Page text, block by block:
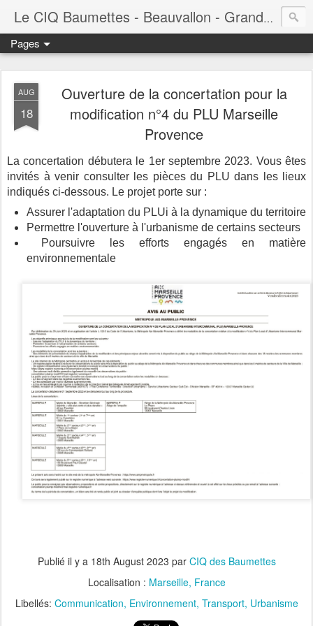
Le CIQ Baumettes - Beauvallon - Grandval - Seigneurie - Valmont - Vert-Plan
Pages
AUG
18
Ouverture de la concertation pour la
modification n°4 du PLU Marseille
Provence
La concertation débutera le 1er septembre 2023. Vous êtes
invités à venir consulter les pièces du PLU dans les lieux
indiqués ci-dessous. Le projet porte sur :
Assurer l'adaptation du PLUi à la dynamique du territoire
Permettre l'ouverture à l'urbanisme de certains secteurs
Poursuivre les efforts engagés en matière
environnementale
Publié il y a 18th August 2023 par CIQ des Baumettes
Localisation : Marseille, France
Libellés: Communication Environnement Transport Urbanisme